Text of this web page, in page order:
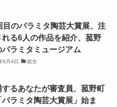
目のパラミタ陶芸大賞展、注
れる6人の作品を紹介、菰野
パラミタミュージアム
6月4日 総合
するあなたが審査員、菰野町
パラミタ陶芸大賞展」始ま